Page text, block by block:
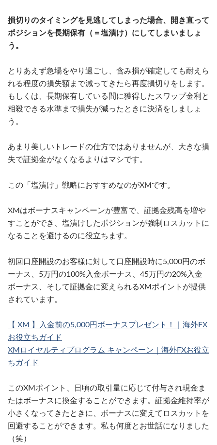
損切りのタイミングを見逃してしまった場合、開き直って
ポジションを長期保有（＝塩漬け）にしてしまいましょ
う。
とりあえず急場をやり過ごし、含み損が確定しても耐えら
れる程度の損失額まで減ってきたら再度損切りをします。
もしくは、長期保有している間に獲得したスワップ金利と
相殺できる水準まで損失が減ったときに決済をしましょ
う。
あまり美しいトレードの仕方ではありませんが、大きな損
失で証拠金がなくなるよりはマシです。
この「塩漬け」戦略におすすめなのがXMです。
XMはボーナスキャンペーンが豊富で、証拠金残高を増や
すことができ、塩漬けしたポジションが強制ロスカットに
なることを避けるのに役立ちます。
初回口座開設のお客様に対して口座開設時に5,000円のボ
ーナス、5万円の100%入金ボーナス、45万円の20%入金
ボーナス、そして証拠金に変えられるXMポイントが提供
されています。
【 XM 】入金前の5,000円ボーナスプレゼント！｜海外FX
お役立ちガイド
XMロイヤルティプログラム キャンペーン｜海外FXお役立
ちガイド
このXMポイント、日頃の取引量に応じて付与され現金ま
たはボーナスに換金することができます。証拠金維持率が
小さくなってきたときに、ボーナスに変えてロスカットを
回避することができます。私も何度とお世話になりました
（笑）